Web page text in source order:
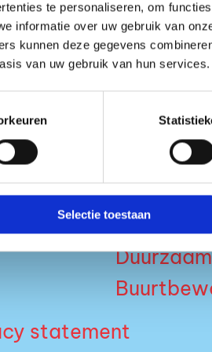
te personaliseren, om
informatie over uw gebruik van
kunnen deze gegevens
van uw gebruik van hun services.
Selectie toestaan
De afgelopen
meerdere
optredens op
Media
Nieuws
statement